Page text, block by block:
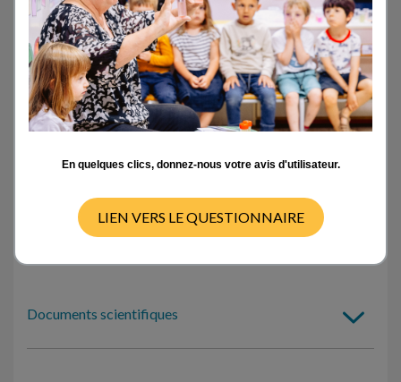
Activités en classe
- TOUT - CYCLE 1 CYCLE 2 CYCLE 3 CYCLE 4
Documents scientifiques
En quelques clics, donnez-nous votre avis d'utilisateur.
LIEN VERS LE QUESTIONNAIRE